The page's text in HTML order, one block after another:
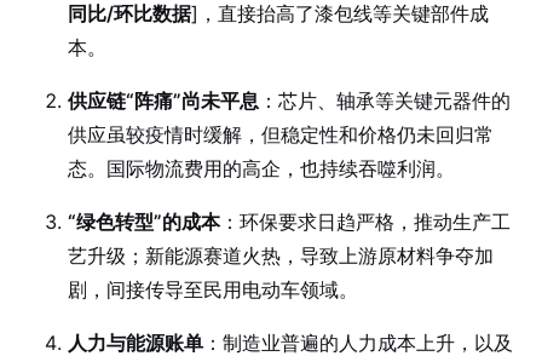
同比/环比数据]，直接抬高了漆包线等关键部件成
本。
供应链“阵痛”尚未平息 ：芯片、轴承等关键元器件的
供应虽较疫情时缓解，但稳定性和价格仍未回归常
态。国际物流费用的高企，也持续吞噬利润。
“绿色转型”的成本：环保要求日趋严格，推动生产工
艺升级；新能源赛道火热，导致上游原材料争夺加
剧，间接传导至民用电动车领域。
人力与能源账单 ：制造业普遍的人力成本上升，以及